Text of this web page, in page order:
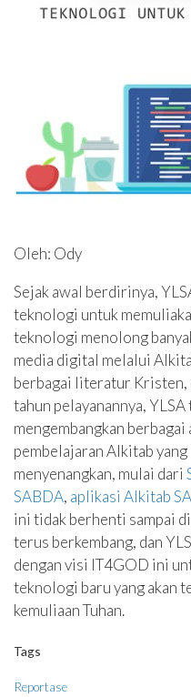
Oleh: Ody
Sejak awal berdirinya,
teknologi untuk
teknologi menolong
media digital melalui
berbagai literatur Kristen,
tahun pelayanannya,
mengembangkan
pembelajaran Alkitab yang
menyenangkan, mulai dari
SABDA, aplikasi Alkitab
ini tidak berhenti sampai
terus berkembang, dan
dengan visi IT4GOD ini
teknologi baru yang akan
kemuliaan Tuhan.
Tags
Reportase